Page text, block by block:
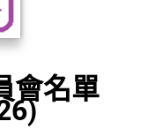
會名單